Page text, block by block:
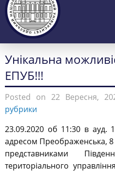
Унікальна
ЕПУБ!!!
Posted on 22 Вересня,
рубрики
23.09.2020 об 11:30 в ауд.
адресом Преображенська, 8
представниками
територіального